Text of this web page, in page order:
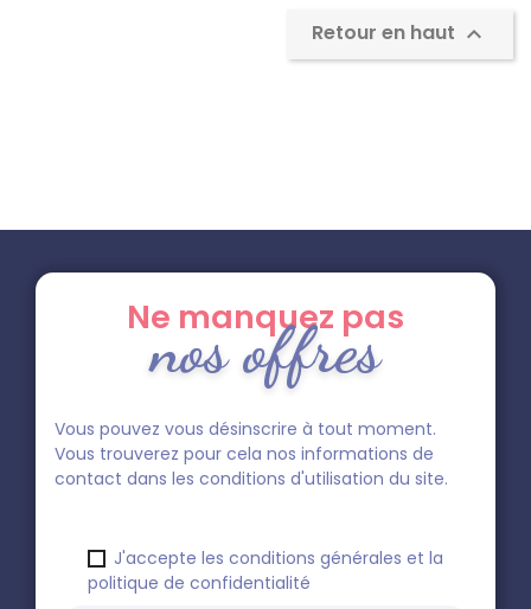
Retour en haut 
Ne manquez pas
nos offres
Vous pouvez vous désinscrire à tout moment.
Vous trouverez pour cela nos informations de
contact dans les conditions d'utilisation du site.
J'accepte les conditions générales et la
politique de confidentialité